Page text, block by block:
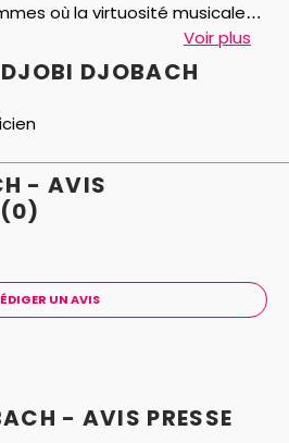
où la virtuosité musicale
Ainsi, de la Toccata
à la mode gitane, la
! Pour tout tarif
sera demandé.
Voir plus
DJOBACH
- AVIS
(0)
UN AVIS
- AVIS PRESSE